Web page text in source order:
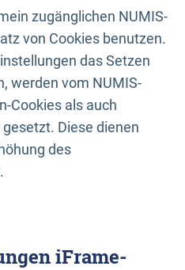
zugänglichen NUMIS-
von Cookies benutzen.
das Setzen
werden vom NUMIS-
Cookies als auch
Diese dienen
des
iFrame-